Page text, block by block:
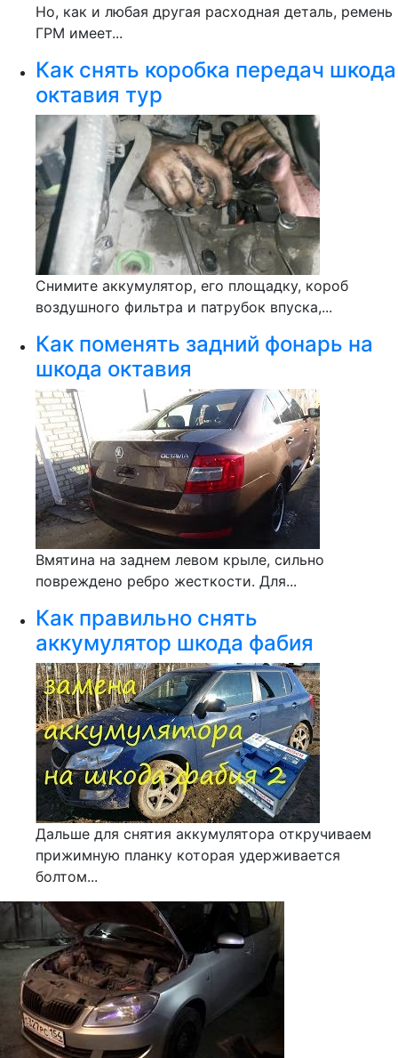
Но, как и любая другая расходная деталь, ремень
ГРМ имеет...
Как снять коробка передач шкода
октавия тур
Снимите аккумулятор, его площадку, короб
воздушного фильтра и патрубок впуска,...
Как поменять задний фонарь на
шкода октавия
Вмятина на заднем левом крыле, сильно
повреждено ребро жесткости. Для...
Как правильно снять
аккумулятор шкода фабия
Дальше для снятия аккумулятора откручиваем
прижимную планку которая удерживается
болтом...